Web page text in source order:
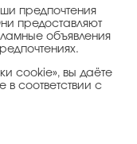
предпочтения
предоставляют
объявления
cookie», вы даёте
соответствии с